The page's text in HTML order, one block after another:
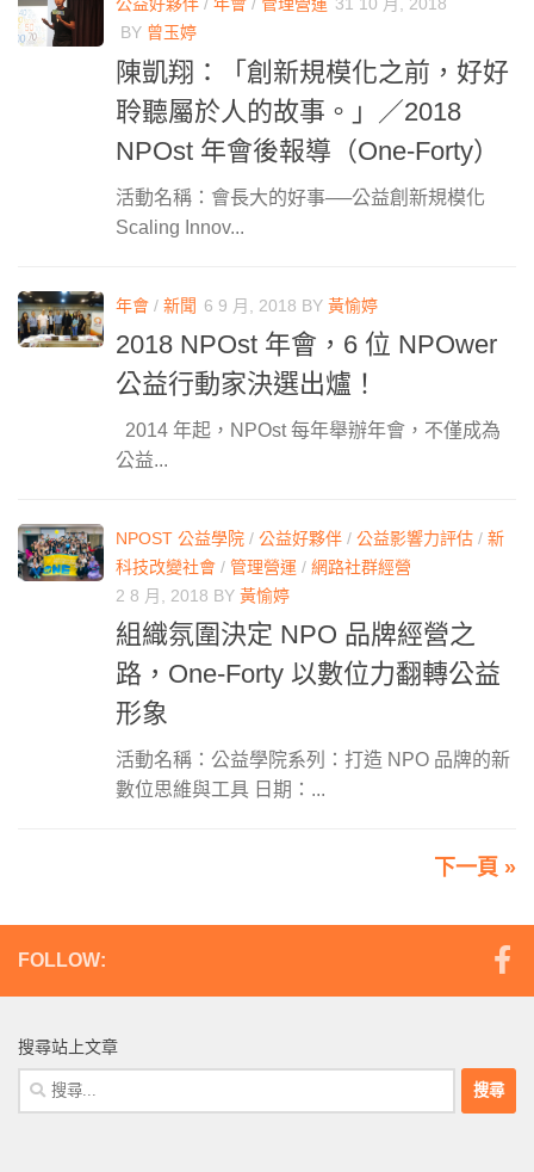
公益好夥伴 / 年會 / 管理營運 31 10 月, 2018
BY 曾玉婷
陳凱翔：「創新規模化之前，好好
聆聽屬於人的故事。」／2018
NPOst 年會後報導（One-Forty）
活動名稱：會長大的好事──公益創新規模化
Scaling Innov...
年會 / 新聞 6 9 月, 2018 BY 黃愉婷
2018 NPOst 年會，6 位 NPOwer
公益行動家決選出爐！
2014 年起，NPOst 每年舉辦年會，不僅成為
公益...
NPOST 公益學院 / 公益好夥伴 / 公益影響力評估 / 新
科技改變社會 / 管理營運 / 網路社群經營
2 8 月, 2018 BY 黃愉婷
組織氛圍決定 NPO 品牌經營之
路，One-Forty 以數位力翻轉公益
形象
活動名稱：公益學院系列：打造 NPO 品牌的新
數位思維與工具 日期：...
下一頁 »
FOLLOW:
搜尋站上文章
搜
尋